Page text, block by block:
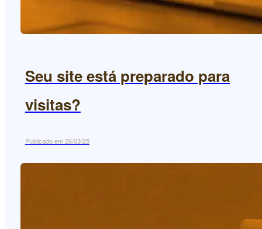
Seu site está preparado para
visitas?
Publicado em 26/03/25